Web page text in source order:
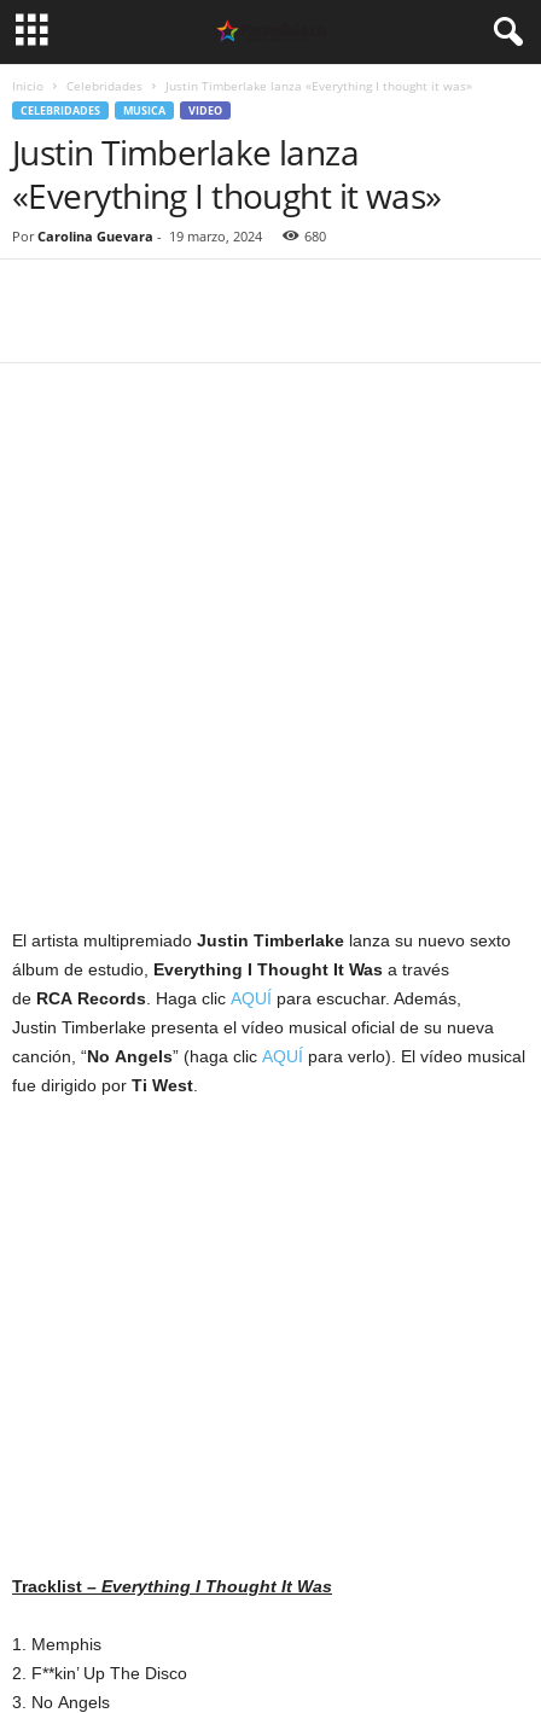
Inicio Celebridades Justin Timberlake lanza «Everything I thought it was»
CELEBRIDADES MUSICA VIDEO
Justin Timberlake lanza
«Everything I thought it was»
Por Carolina Guevara - 19 marzo, 2024 680
El artista multipremiado Justin Timberlake lanza su nuevo sexto
álbum de estudio, Everything I Thought It Was a través
de RCA Records . Haga clic AQUÍ para escuchar. Además,
Justin Timberlake presenta el vídeo musical oficial de su nueva
canción, “No Angels” (haga clic AQUÍ para verlo). El vídeo musical
fue dirigido por Ti West
Tracklist – Everything I Thought It Was
1. Memphis
2. F**kin’ Up The Disco
3. No Angels